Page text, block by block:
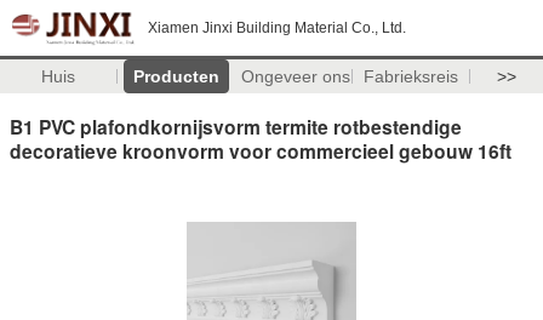
Xiamen Jinxi Building Material Co., Ltd.
Huis Producten Ongeveer ons Fabrieksreis >>
B1 PVC plafondkornijsvorm termite rotbestendige
decoratieve kroonvorm voor commercieel gebouw 16ft